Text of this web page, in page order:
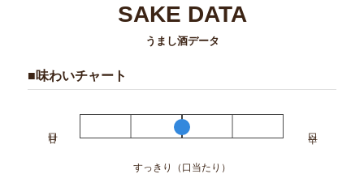
SAKE DATA
うまし酒データ
■味わいチャート
すっきり（口当たり）